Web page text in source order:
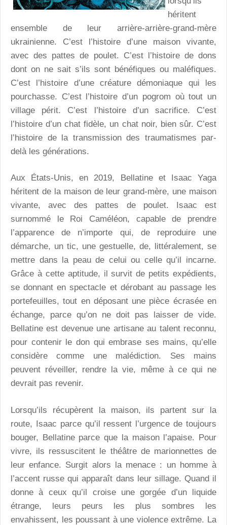
héritent
ensemble de leur arrière-arrière-grand-mère
ukrainienne. C’est l’histoire d’une maison vivante,
avec des pattes de poulet. C’est l’histoire de dons
dont on ne sait s’ils sont bénéfiques ou maléfiques.
C’est l’histoire d’une créature démoniaque qui les
pourchasse. C’est l’histoire d’un pogrom où tout un
village périt. C’est l’histoire d’un sacrifice. C’est
l’histoire d’un chat fidèle, un chat noir, bien sûr. C’est
l’histoire de la transmission des traumatismes par-
delà les générations.
Aux États-Unis, en 2019, Bellatine et Isaac Yaga
héritent de la maison de leur grand-mère, une maison
vivante, avec des pattes de poulet. Isaac est
surnommé le Roi Caméléon, capable de prendre
l’apparence de n’importe qui, de reproduire une
démarche, un tic, une gestuelle, de, littéralement, se
mettre dans la peau de celui ou celle qu’il incarne.
Grâce à cette aptitude, il survit de petits expédients,
se donnant en spectacle et dérobant au passage les
portefeuilles, tout en déposant une pièce écrasée en
échange, parce qu’on ne doit pas laisser de vide.
Bellatine est devenue une artisane au talent reconnu,
pour contenir le don qui embrase ses mains, qu’elle
considère comme une malédiction. Ses mains
peuvent réveiller, rendre la vie, même à ce qui ne
devrait pas revenir.
Lorsqu’ils récupèrent la maison, ils partent sur la
route, Isaac parce qu’il ressent l’urgence de toujours
bouger, Bellatine parce que la maison l’apaise. Pour
vivre, ils ressuscitent le théâtre de marionnettes de
leur enfance. Surgit alors la menace : un homme à
l’accent russe qui apparaît dans leur sillage. Quand il
donne à ceux qu’il croise une gorgée d’un liquide
étrange, leurs peurs les plus sombres les
envahissent, les poussant à une violence extrême. La